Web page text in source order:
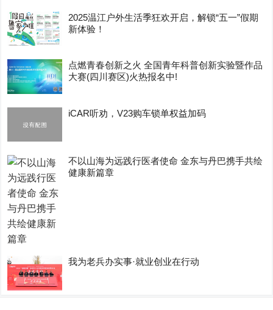
2025温江户外生活季狂欢开启，解锁“五一”假期
新体验！
点燃青春创新之火 全国青年科普创新实验暨作品
大赛(四川赛区)火热报名中!
iCAR听劝，V23购车锁单权益加码
不以山海为远践行医者使命 金东与丹巴携手共绘
健康新篇章
我为老兵办实事·就业创业在行动